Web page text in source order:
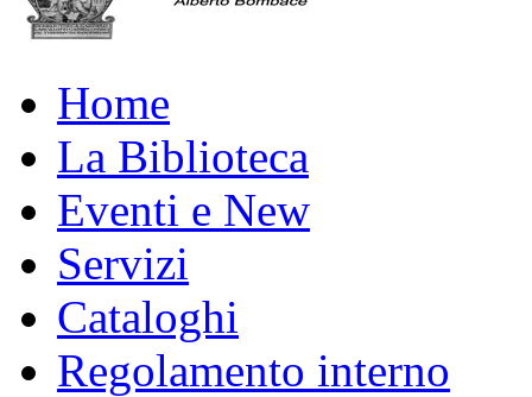
Home
La Biblioteca
Eventi e New
Servizi
Cataloghi
Regolamento interno